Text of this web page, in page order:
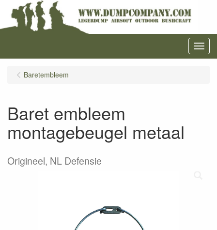
Menu
Baretembleem
Baret embleem
montagebeugel metaal
Origineel, NL Defensie